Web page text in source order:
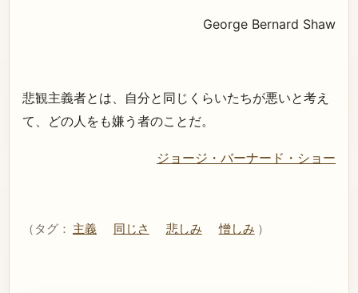
George Bernard Shaw
悲観主義者とは、自分と同じくらいたちが悪いと考え
て、どの人をも嫌う者のことだ。
ジョージ・バーナード・ショー
（タグ： 主義 同じさ 悲しみ 憎しみ ）